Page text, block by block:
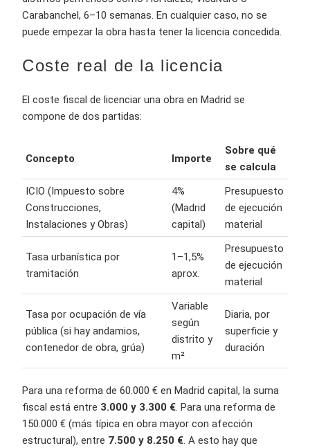
Carabanchel, 6–10 semanas. En cualquier caso, no se
puede empezar la obra hasta tener la licencia concedida.
Coste real de la licencia
El coste fiscal de licenciar una obra en Madrid se
compone de dos partidas:
Concepto Importe
Sobre qué
se calcula
ICIO (Impuesto sobre
Construcciones,
Instalaciones y Obras)
4%
(Madrid
capital)
Presupuesto
de ejecución
material
Tasa urbanística por
tramitación
1–1,5%
aprox.
Presupuesto
de ejecución
material
Tasa por ocupación de vía
pública (si hay andamios,
contenedor de obra, grúa)
Variable
según
distrito y
m²
Diaria, por
superficie y
duración
Para una reforma de 60.000 € en Madrid capital, la suma
fiscal está entre 3.000 y 3.300 €. Para una reforma de
150.000 € (más típica en obra mayor con afección
estructural), entre 7.500 y 8.250 €. A esto hay que